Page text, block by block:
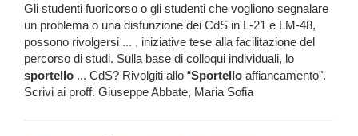
Gli studenti fuoricorso o gli studenti che vogliono segnalare
un problema o una disfunzione dei CdS in L-21 e LM-48,
possono rivolgersi ... , iniziative tese alla facilitazione del
percorso di studi. Sulla base di colloqui individuali, lo
sportello ... CdS? Rivolgiti allo “Sportello affiancamento".
Scrivi ai proff. Giuseppe Abbate, Maria Sofia